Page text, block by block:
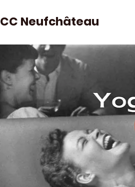
CC Neufchâteau